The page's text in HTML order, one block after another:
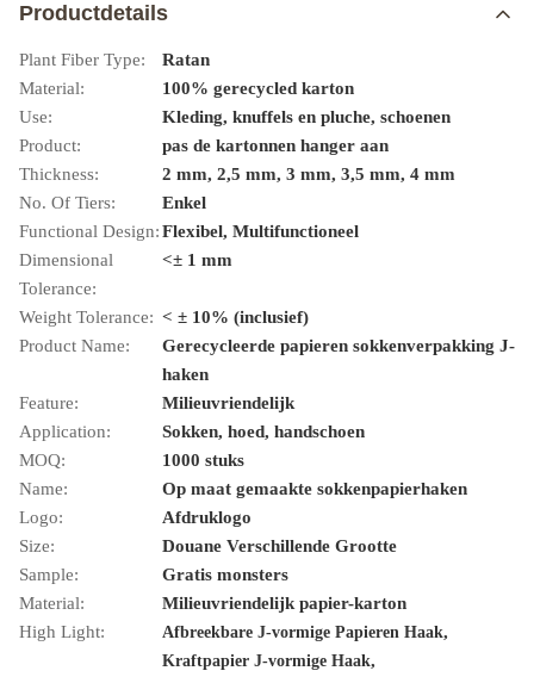
Productdetails
Plant Fiber Type:
Ratan
Material:
100% gerecycled karton
Use:
Kleding, knuffels en pluche, schoenen
Product:
pas de kartonnen hanger aan
Thickness:
2 mm, 2,5 mm, 3 mm, 3,5 mm, 4 mm
No. Of Tiers:
Enkel
Functional Design:Flexibel, Multifunctioneel
Dimensional
Tolerance:
<± 1 mm
Weight Tolerance: < ± 10% (inclusief)
Product Name:
Gerecycleerde papieren sokkenverpakking J-
haken
Feature:
Milieuvriendelijk
Application:
Sokken, hoed, handschoen
MOQ:
1000 stuks
Name:
Op maat gemaakte sokkenpapierhaken
Logo:
Afdruklogo
Size:
Douane Verschillende Grootte
Sample:
Gratis monsters
Material:
Milieuvriendelijk papier-karton
High Light:
Afbreekbare J-vormige Papieren Haak,
Kraftpapier J-vormige Haak,